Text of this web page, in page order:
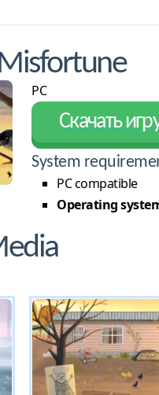
PC
Скачать
System
PC compatible
Operating